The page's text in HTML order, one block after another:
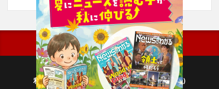
利用規約
プライバシーポリシー(毎日新聞出版)